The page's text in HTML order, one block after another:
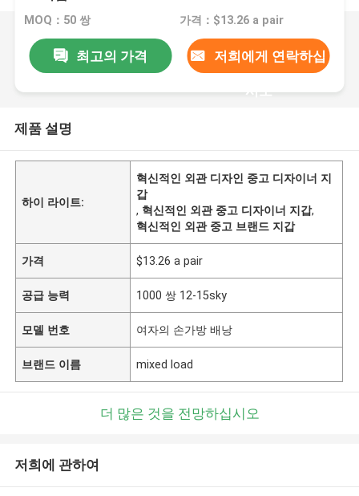
MOQ：50 쌍 가격：$13.26 a pair
최고의 가격 저희에게 연락하십
시오
제품 설명
하이 라이트:
혁신적인 외관 디자인 중고 디자이너 지
갑
, 혁신적인 외관 중고 디자이너 지갑,
혁신적인 외관 중고 브랜드 지갑
가격 $13.26 a pair
공급 능력 1000 쌍 12-15sky
모델 번호 여자의 손가방 배낭
브랜드 이름 mixed load
더 많은 것을 전망하십시오
저희에 관하여